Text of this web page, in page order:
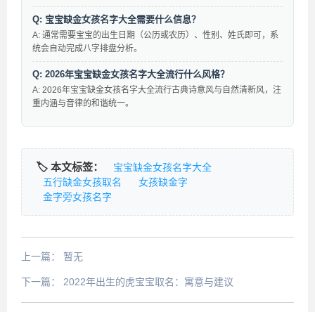
Q: 宝宝缺金女孩名字大全需要什么信息？
A: 通常需要宝宝的出生日期（公历或农历）、性别、姓氏即可，系
统会自动完成八字排盘分析。
Q: 2026年宝宝缺金女孩名字大全流行什么风格？
A: 2026年宝宝缺金女孩名字大全流行古典诗意风与自然清新风，注
重内涵与音律的和谐统一。
🏷️ 本文标签：
宝宝缺金女孩名字大全
五行缺金女孩取名
女孩缺金字
金字旁女孩名字
上一篇： 暂无
下一篇： 2022年出生的虎宝宝取名：寓意与建议